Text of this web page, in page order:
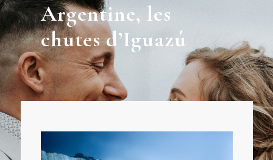
Argentine, les
chutes d’Iguazú